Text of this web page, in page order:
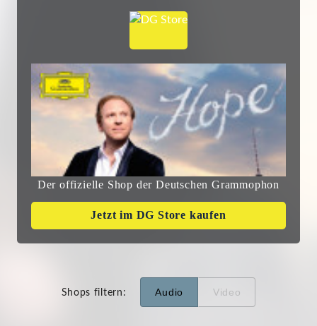
Der offizielle Shop der Deutschen Grammophon
Jetzt im DG Store kaufen
Shops filtern : Audio Video